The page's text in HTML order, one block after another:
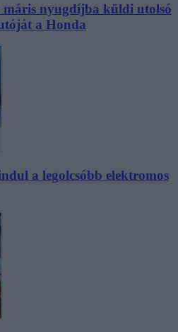
máris nyugdíjba küldi utolsó
a Honda
a legolcsóbb elektromos